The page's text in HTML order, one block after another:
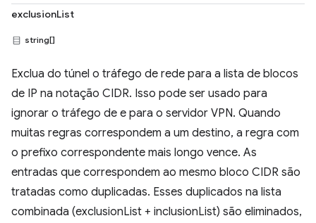
exclusionList
string[]
Exclua do túnel o tráfego de rede para a lista de blocos
de IP na notação CIDR. Isso pode ser usado para
ignorar o tráfego de e para o servidor VPN. Quando
muitas regras correspondem a um destino, a regra com
o prefixo correspondente mais longo vence. As
entradas que correspondem ao mesmo bloco CIDR são
tratadas como duplicadas. Esses duplicados na lista
combinada (exclusionList + inclusionList) são eliminados,